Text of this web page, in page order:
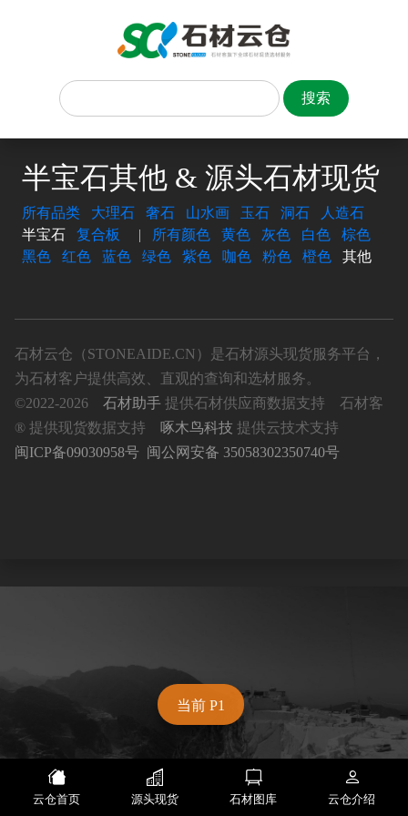
半宝石其他 & 源头石材现货
所有品类 大理石 奢石 山水画 玉石 洞石
人造石
半宝石
复合板 | 所有颜色 黄色 灰色 白色
棕色
黑色
红色 蓝色 绿色 紫色 咖色 粉色 橙色 其他
当前 P1
石材云仓（STONEAIDE.CN）是石材源头现货服务平台，
为石材客户提供高效、直观的查询和选材服务。
©2022-2026 石材助手 提供石材供应商数据支持 石材客
® 提供现货数据支持 啄木鸟科技 提供云技术支持
闽ICP备09030958号 闽公网安备 35058302350740号
云仓首页 源头现货 石材图库 云仓介绍